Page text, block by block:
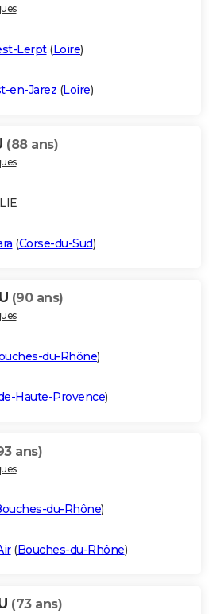
Lerpt(Loire)
en-Jarez (Loire)
(88 ans)
(Corse-du-Sud)
(90 ans)
du-Rhône)
Haute-Provence)
ans)
du-Rhône)
(Bouches-du-Rhône)
(73 ans)